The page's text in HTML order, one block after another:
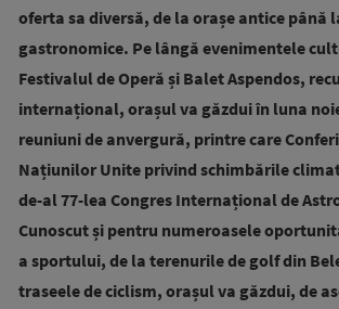
oferta sa diversă, de la orașe antice până
gastronomice. Pe lângă evenimentele
Festivalul de Operă și Balet Aspendos,
internațional, orașul va găzdui în luna
reuniuni de anvergură, printre care
Națiunilor Unite privind schimbările
de-al 77-lea Congres Internațional de
Cunoscut și pentru numeroasele
a sportului, de la terenurile de golf din
traseele de ciclism, orașul va găzdui, de